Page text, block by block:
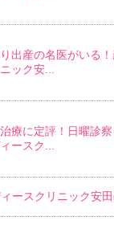
出産の名医がいる
ック安...
療に定評！日曜診
ースク...
ースクリニック安